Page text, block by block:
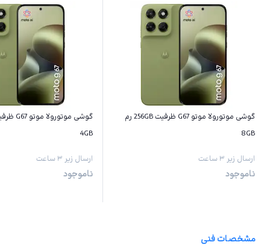
گوشی موتورولا موتو G67 ظرفیت 256GB رم
8GB
ارسال زیر ۳ ساعت
ناموجود
4GB
ارسال زیر ۳ ساعت
ناموجود
مشخصات فنی